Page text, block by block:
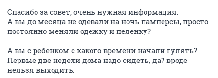
Спасибо за совет, очень нужная информация.
А вы до месяца не одевали на ночь памперсы, просто
постоянно меняли одежку и пеленку?
А вы с ребенком с какого времени начали гулять?
Первые две недели дома надо сидеть, да? вроде
нельзя выходить.